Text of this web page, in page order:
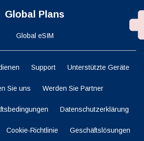
Global Plans
Global eSIM
Support Unterstützte Geräte
Sie uns Werden Sie Partner
Datenschutzerklärung
Cookie-Richtlinie Geschäftslösungen